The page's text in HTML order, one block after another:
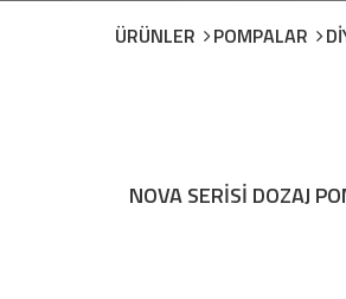
ÜRÜNLER POMPALAR
NOVA SERİSİ DOZAJ